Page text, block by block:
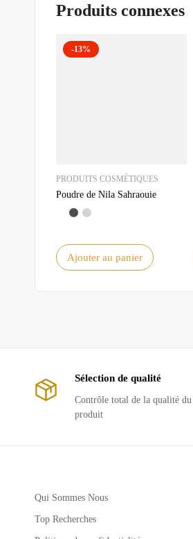
Produits connexes
-13%
PRODUITS COSMÉTIQUES
Poudre de Nila Sahraouie
Ajouter au panier
Sélection de qualité
Contrôle total de la qualité du
produit
Qui Sommes Nous
Top Recherches